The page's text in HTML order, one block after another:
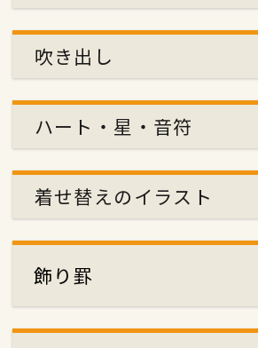
吹き出し
ハート・星・音符
着せ替えのイラスト
飾り罫